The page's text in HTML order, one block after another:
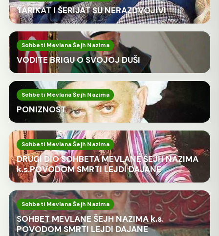
TARIKAT I ŠERIJAT SU NERAZDVOJIVI
Sohbeti Mevlana Šejh Nazima
VODITE BRIGU O SVOJOJ DUŠI
Sohbeti Mevlana Šejh Nazima
PONIZNOST
Sohbeti Mevlana Šejh Nazima
DRUGI DIO SOHBETA MEVLANE ŠEJH NAZIMA
k.s.POVODOM SMRTI LEJDI DAJANE
Sohbeti Mevlana Šejh Nazima
SOHBET MEVLANE ŠEJH NAZIMA k.s.
POVODOM SMRTI LEJDI DAJANE